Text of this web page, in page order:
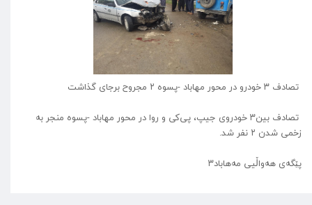
تصادف ۳ خودرو در محور مهاباد -پسوه ۲ مجروح برجای گذاشت
تصادف بین۳ خودروی جیپ، پی‌کی و روا در محور مهاباد -پسوه منجر به
زخمی شدن ۲ نفر شد.
پێگەی هەواڵیی مەهاباد۳